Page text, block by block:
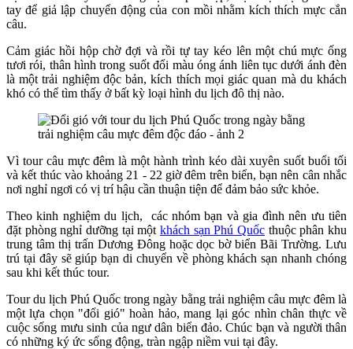
tay để giả lập chuyển động của con mồi nhằm kích thích mực cắn
câu.
Cảm giác hồi hộp chờ đợi và rồi tự tay kéo lên một chú mực ống
tươi rói, thân hình trong suốt đổi màu óng ánh liên tục dưới ánh đèn
là một trải nghiệm độc bản, kích thích mọi giác quan mà du khách
khó có thể tìm thấy ở bất kỳ loại hình du lịch đô thị nào.
Vì tour câu mực đêm là một hành trình kéo dài xuyên suốt buổi tối
và kết thúc vào khoảng 21 - 22 giờ đêm trên biển, bạn nên cân nhắc
nơi nghỉ ngơi có vị trí hậu cần thuận tiện để đảm bảo sức khỏe.
Theo kinh nghiệm du lịch, các nhóm bạn và gia đình nên ưu tiên
đặt phòng nghỉ dưỡng tại một khách sạn Phú Quốc thuộc phân khu
trung tâm thị trấn Dương Đông hoặc dọc bờ biển Bãi Trường. Lưu
trú tại đây sẽ giúp bạn di chuyển về phòng khách sạn nhanh chóng
sau khi kết thúc tour.
Tour du lịch Phú Quốc trong ngày bằng trải nghiệm câu mực đêm là
một lựa chọn "đổi gió" hoàn hảo, mang lại góc nhìn chân thực về
cuộc sống mưu sinh của ngư dân biển đảo. Chúc bạn và người thân
có những ký ức sống động, tràn ngập niềm vui tại đây.